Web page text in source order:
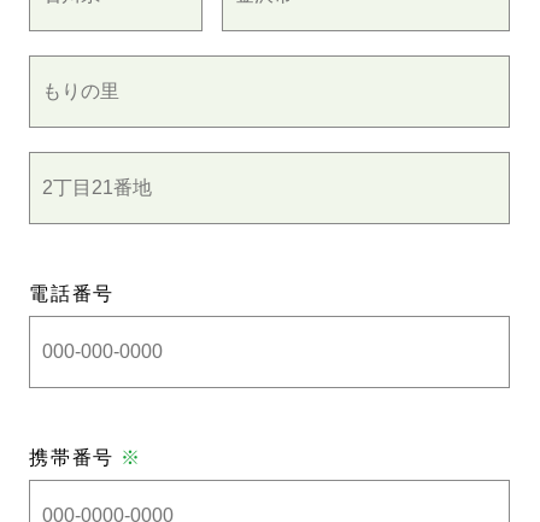
電話番号
携帯番号 ※